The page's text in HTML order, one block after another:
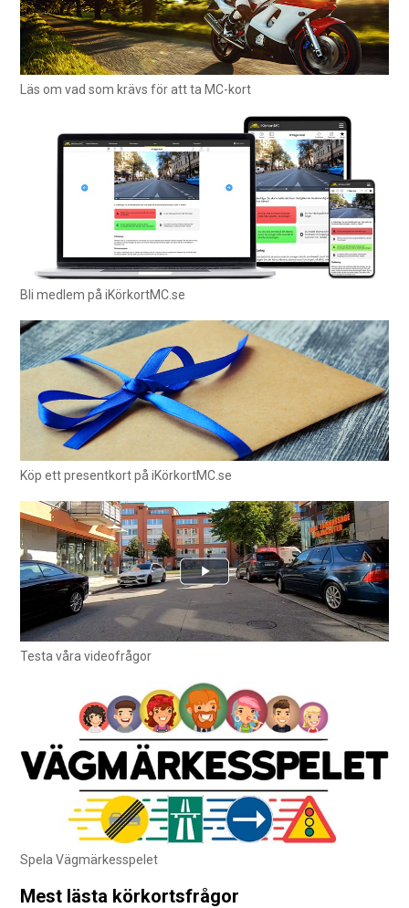
Läs om vad som krävs för att ta MC-kort
Bli medlem på iKörkortMC.se
Köp ett presentkort på iKörkortMC.se
Testa våra videofrågor
Spela Vägmärkesspelet
Mest lästa körkortsfrågor